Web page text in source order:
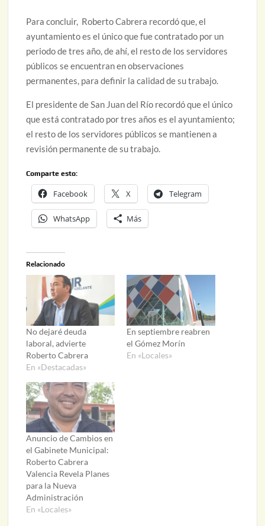
Para concluir, Roberto Cabrera recordó que, el
ayuntamiento es el único que fue contratado por un
periodo de tres año, de ahí, el resto de los servidores
públicos se encuentran en observaciones
permanentes, para definir la calidad de su trabajo.
El presidente de San Juan del Río recordó que el único
que está contratado por tres años es el ayuntamiento;
el resto de los servidores públicos se mantienen a
revisión permanente de su trabajo.
Comparte esto:
Facebook X Telegram
WhatsApp Más
Relacionado
No dejaré deuda
laboral, advierte
Roberto Cabrera
En «Destacadas»
En septiembre reabren
el Gómez Morín
En «Locales»
Anuncio de Cambios en
el Gabinete Municipal:
Roberto Cabrera
Valencia Revela Planes
para la Nueva
Administración
En «Locales»